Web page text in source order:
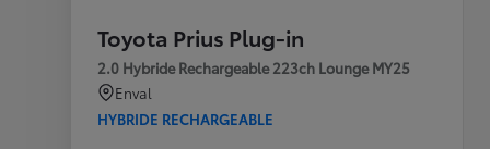
Toyota Prius Plug-in
2.0 Hybride Rechargeable 223ch Lounge MY25
Enval
HYBRIDE RECHARGEABLE